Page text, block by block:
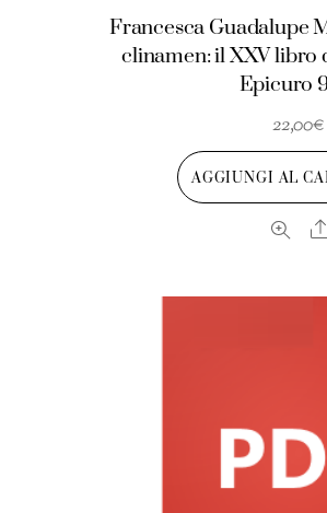
Francesca Guadalupe
clinamen: il XXV libro
Epicuro
22,00€
AGGIUNGI AL